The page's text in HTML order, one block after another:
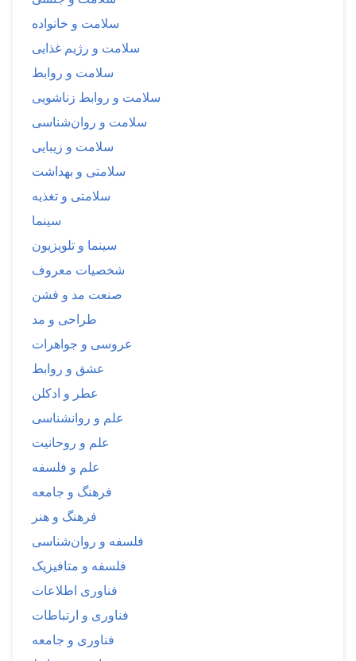
سلامت و خانواده
سلامت و رژیم غذایی
سلامت و روابط
سلامت و روابط زناشویی
سلامت و روان‌شناسی
سلامت و زیبایی
سلامتی و بهداشت
سلامتی و تغذیه
سینما
سینما و تلویزیون
شخصیات معروف
صنعت مد و فشن
طراحی و مد
عروسی و جواهرات
عشق و روابط
عطر و ادکلن
علم و روانشناسی
علم و روحانیت
علم و فلسفه
فرهنگ و جامعه
فرهنگ و هنر
فلسفه و روان‌شناسی
فلسفه و متافیزیک
فناوری اطلاعات
فناوری و ارتباطات
فناوری و جامعه